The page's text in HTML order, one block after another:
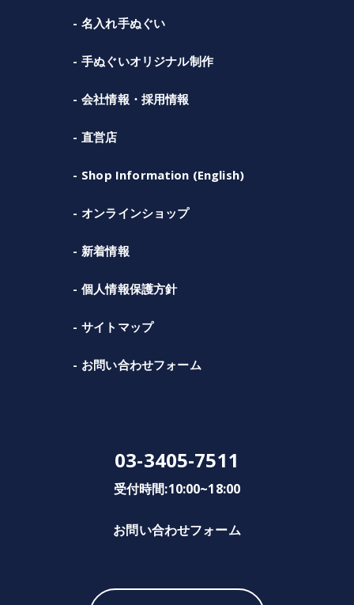
名入れ手ぬぐい
手ぬぐいオリジナル制作
会社情報・採用情報
直営店
Shop Information (English)
オンラインショップ
新着情報
個人情報保護方針
サイトマップ
お問い合わせフォーム
03-3405-7511
受付時間:10:00~18:00
お問い合わせフォーム